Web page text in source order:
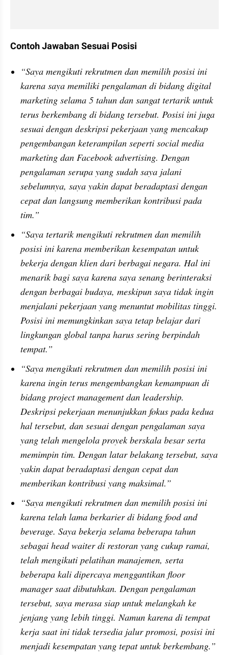
Contoh Jawaban Sesuai Posisi
“Saya mengikuti rekrutmen dan memilih posisi ini
karena saya memiliki pengalaman di bidang digital
marketing selama 5 tahun dan sangat tertarik untuk
terus berkembang di bidang tersebut. Posisi ini juga
sesuai dengan deskripsi pekerjaan yang mencakup
pengembangan keterampilan seperti social media
marketing dan Facebook advertising. Dengan
pengalaman serupa yang sudah saya jalani
sebelumnya, saya yakin dapat beradaptasi dengan
cepat dan langsung memberikan kontribusi pada
tim.”
“Saya tertarik mengikuti rekrutmen dan memilih
posisi ini karena memberikan kesempatan untuk
bekerja dengan klien dari berbagai negara. Hal ini
menarik bagi saya karena saya senang berinteraksi
dengan berbagai budaya, meskipun saya tidak ingin
menjalani pekerjaan yang menuntut mobilitas tinggi.
Posisi ini memungkinkan saya tetap belajar dari
lingkungan global tanpa harus sering berpindah
tempat.”
“Saya mengikuti rekrutmen dan memilih posisi ini
karena ingin terus mengembangkan kemampuan di
bidang project management dan leadership.
Deskripsi pekerjaan menunjukkan fokus pada kedua
hal tersebut, dan sesuai dengan pengalaman saya
yang telah mengelola proyek berskala besar serta
memimpin tim. Dengan latar belakang tersebut, saya
yakin dapat beradaptasi dengan cepat dan
memberikan kontribusi yang maksimal.”
“Saya mengikuti rekrutmen dan memilih posisi ini
karena telah lama berkarier di bidang food and
beverage. Saya bekerja selama beberapa tahun
sebagai head waiter di restoran yang cukup ramai,
telah mengikuti pelatihan manajemen, serta
beberapa kali dipercaya menggantikan floor
manager saat dibutuhkan. Dengan pengalaman
tersebut, saya merasa siap untuk melangkah ke
jenjang yang lebih tinggi. Namun karena di tempat
kerja saat ini tidak tersedia jalur promosi, posisi ini
menjadi kesempatan yang tepat untuk berkembang.”